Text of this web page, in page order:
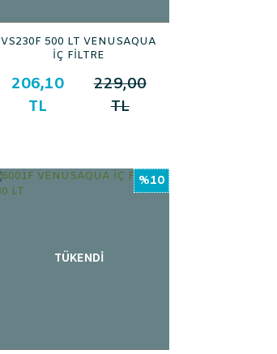
VS230F 500 LT VENUSAQUA
İÇ FİLTRE
206,10
TL
229,00
TL
%10
TÜKENDİ